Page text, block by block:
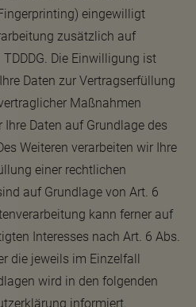
eingewilligt
zusätzlich auf
Die Einwilligung ist
Daten zur Vertragserfüllung
Maßnahmen
Daten auf Grundlage des
Weiteren verarbeiten wir Ihre
einer rechtlichen
auf Grundlage von Art. 6
kann ferner auf
Interesses nach Art. 6 Abs.
die jeweils im Einzelfall
wird in den folgenden
informiert.